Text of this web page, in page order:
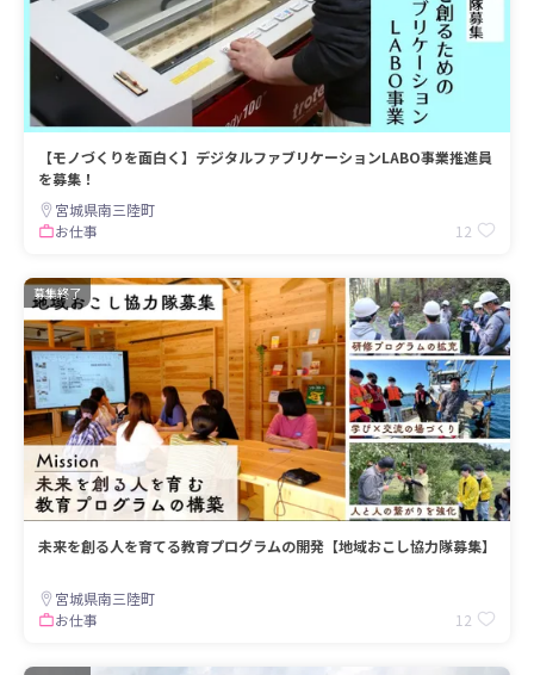
【モノづくりを面白く】デジタルファブリケーションLABO事業推進員
を募集！
宮城県南三陸町
お仕事
12
募集終了
未来を創る人を育てる教育プログラムの開発【地域おこし協力隊募集】
宮城県南三陸町
お仕事
12